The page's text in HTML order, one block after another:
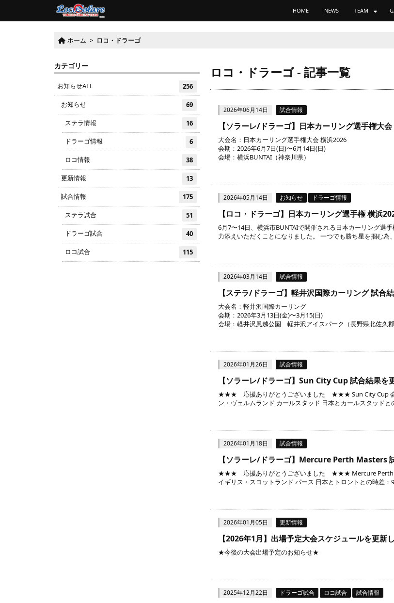
HOME NEWS TEAM
ホーム > ロコ・ドラーゴ
ロコ・ドラーゴ - 記事一覧
2026年06月14日 試合情報
【ソラーレ/ドラーゴ】日本カーリング選手権大
大会名：日本カーリング選手権大会 横浜2026
会期：2026年6月7日(日)〜6月14日(日)
会場：横浜BUNTAI（神奈川県）
2026年05月14日 お知らせ ドラーゴ情報
【ロコ・ドラーゴ】日本カーリング選手権 横浜
6月7〜14日、横浜市BUNTAIで開催される日本カーリング選
力添えいただくことになりました。 一つでも勝ち星を掴む
2026年03月14日 試合情報
【ステラ/ドラーゴ】軽井沢国際カーリング 試合
大会名：軽井沢国際カーリング
会期：2026年3月13日(金)〜3月15(日)
会場：軽井沢風越公園 軽井沢アイスパーク（長野県北佐久郡
2026年01月26日 試合情報
【ソラーレ/ドラーゴ】Sun City Cup 試合結果を
★★★ 応援ありがとうございました ★★★ Sun City Cup 会
ン・ヴェルムランド カールスタッド 日本とカールスタッド
2026年01月18日 試合情報
【ソラーレ/ドラーゴ】Mercure Perth Masters
★★★ 応援ありがとうございました ★★★ Mercure Perth
イギリス・スコットランド パース 日本とトロントとの時差
2026年01月05日 更新情報
【2026年1月】出場予定大会スケジュールを更新
★今後の大会出場予定のお知らせ★
2025年12月22日 ドラーゴ試合 ロコ試合 試合情報
カテゴリー
お知らせALL 256
お知らせ 69
ステラ情報 16
ドラーゴ情報 6
ロコ情報 38
更新情報 13
試合情報 175
ステラ試合 51
ドラーゴ試合 40
ロコ試合 115